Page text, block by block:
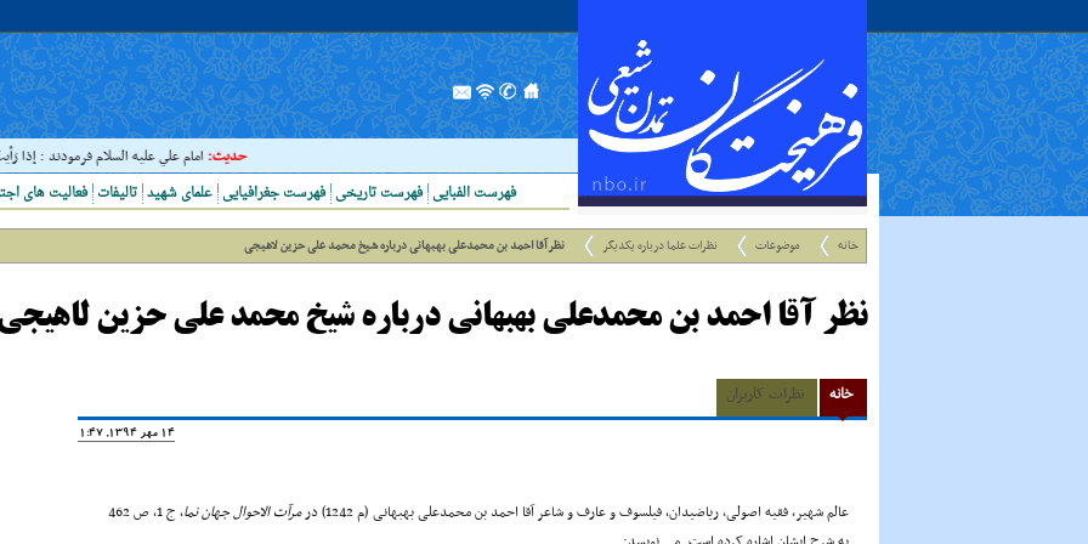
حدیث:امام علي عليه السلام فرمودند : إذا رَأيتَ
فعالیت های تالیفات علمای شهید فهرست جغرافیایی فهرست تاریخی فهرست الفبایی
خانه موضوعات نظرات علما درباره یکدیگر نظر آقا احمد بن محمدعلی بهبهانی درباره شیخ محمد علی حزین لاهیجی
نظر آقا احمد بن محمدعلی بهبهانی درباره شیخ محمد علی حزین
خانه نظرات کاربران
14 مهر 1394, 11:47
عالم شهیر، فقیه اصولی، ریاضیدان، فیلسوف و عارف و شاعر آقا احمد بن محمدعلی بهبهانی (م 1242) در مرآت الاحوالجهان نما
، ج 1، ص 462